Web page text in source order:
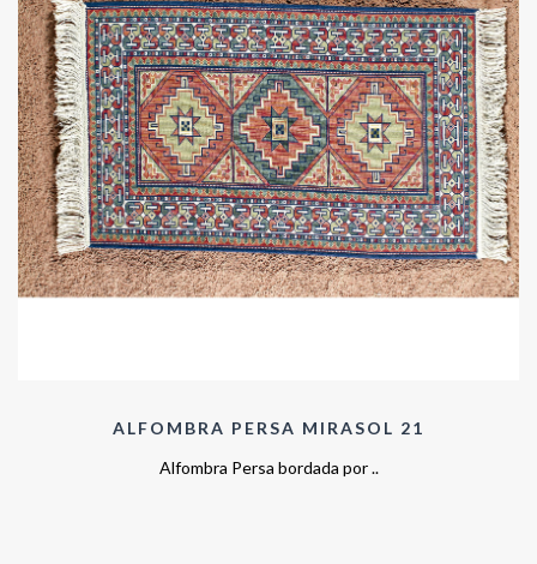
ALFOMBRA PERSA MIRASOL 21
Alfombra Persa bordada por ..